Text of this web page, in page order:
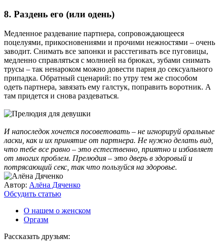
8. Раздень его (или одень)
Медленное раздевание партнера, сопровождающееся
поцелуями, прикосновениями и прочими нежностями – очень
заводит. Снимать все запонки и расстегивать все пуговицы,
медленно справляться с молнией на брюках, зубами снимать
трусы – так ненароком можно довести парня до сексуального
припадка. Обратный сценарий: по утру тем же способом
одеть партнера, завязать ему галстук, поправить воротник. А
там придется и снова раздеваться.
И напоследок хочется посоветовать – не игнорируй оральные
ласки, как и их принятие от партнера. Не нужно делать вид,
что тебе все равно – это естественно, приятно и избавляет
от многих проблем. Прелюдия – это дверь в здоровый и
потрясающий секс, так что пользуйся на здоровье.
Автор: Алёна Дяченко
Обсудить статью
О нашем о женском
Оргазм
Рассказать друзьям: